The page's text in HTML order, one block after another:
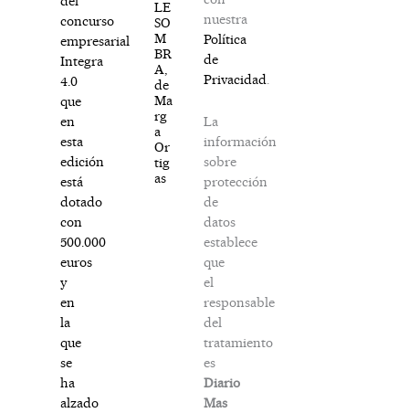
concurso
empresarial
Integra
4.0
que
en
esta
edición
está
dotado
con
500.000
euros
y
en
la
que
se
ha
alzado
LE
SO
M
BR
A,
de
Ma
rg
a
Or
tig
as
nuestra
Política
de
Privacidad
La
información
sobre
protección
de
datos
establece
que
el
responsable
del
tratamiento
es
Diario
Mas